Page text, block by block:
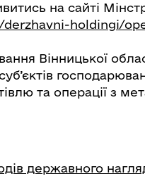
на сайті
holdingi/
Вінницької
та операції з
державного